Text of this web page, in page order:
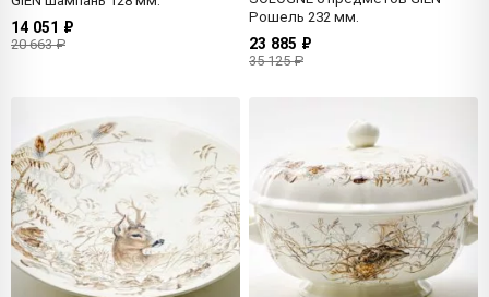
14 051 ₽
20 663 ₽
Рошель 232 мм.
23 885 ₽
35 125 ₽